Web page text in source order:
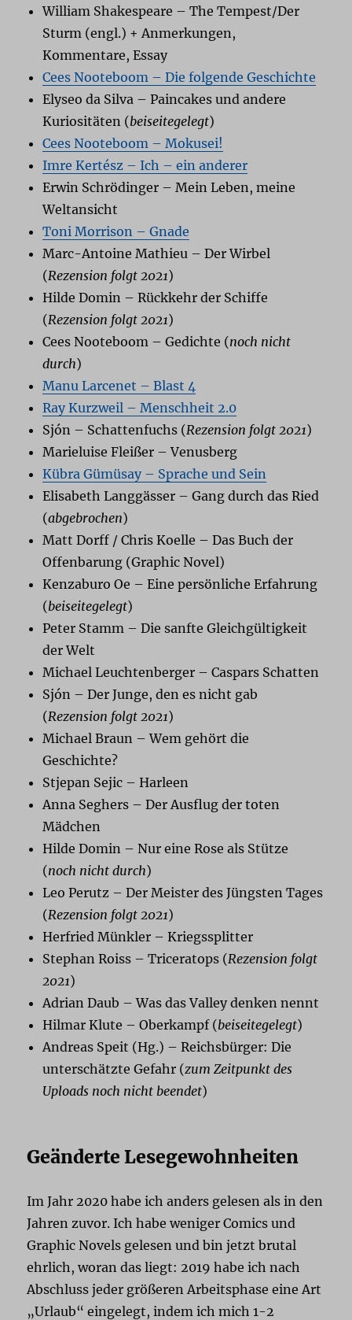
William Shakespeare – The Tempest/Der
Sturm (engl.) + Anmerkungen,
Kommentare, Essay
Cees Nooteboom – Die folgende Geschichte
Elyseo da Silva – Paincakes und andere
Kuriositäten (beiseitegelegt)
Cees Nooteboom – Mokusei!
Imre Kertész – Ich – ein anderer
Erwin Schrödinger – Mein Leben, meine
Weltansicht
Toni Morrison – Gnade
Marc-Antoine Mathieu – Der Wirbel
(Rezension folgt 2021)
Hilde Domin – Rückkehr der Schiffe
(Rezension folgt 2021)
Cees Nooteboom – Gedichte (noch nicht
durch)
Manu Larcenet – Blast 4
Ray Kurzweil – Menschheit 2.0
Sjón – Schattenfuchs (Rezension folgt 2021)
Marieluise Fleißer – Venusberg
Kübra Gümüsay – Sprache und Sein
Elisabeth Langgässer – Gang durch das Ried
(abgebrochen)
Matt Dorff / Chris Koelle – Das Buch der
Offenbarung (Graphic Novel)
Kenzaburo Oe – Eine persönliche Erfahrung
(beiseitegelegt)
Peter Stamm – Die sanfte Gleichgültigkeit
der Welt
Michael Leuchtenberger – Caspars Schatten
Sjón – Der Junge, den es nicht gab
(Rezension folgt 2021)
Michael Braun – Wem gehört die
Geschichte?
Stjepan Sejic – Harleen
Anna Seghers – Der Ausflug der toten
Mädchen
Hilde Domin – Nur eine Rose als Stütze
(noch nicht durch)
Leo Perutz – Der Meister des Jüngsten Tages
(Rezension folgt 2021)
Herfried Münkler – Kriegssplitter
Stephan Roiss – Triceratops (Rezension folgt
2021)
Adrian Daub – Was das Valley denken nennt
Hilmar Klute – Oberkampf (beiseitegelegt)
Andreas Speit (Hg.) – Reichsbürger: Die
unterschätzte Gefahr (zum Zeitpunkt des
Uploads noch nicht beendet)
Geänderte Lesegewohnheiten
Im Jahr 2020 habe ich anders gelesen als in den
Jahren zuvor. Ich habe weniger Comics und
Graphic Novels gelesen und bin jetzt brutal
ehrlich, woran das liegt: 2019 habe ich nach
Abschluss jeder größeren Arbeitsphase eine Art
„Urlaub“ eingelegt, indem ich mich 1-2